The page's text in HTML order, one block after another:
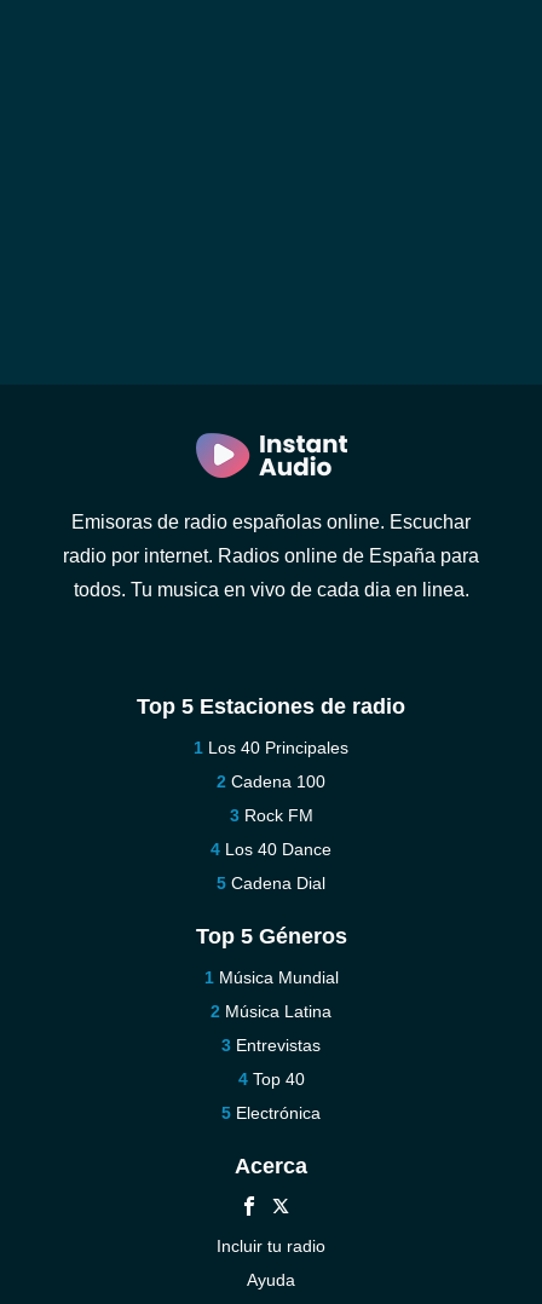
Emisoras de radio españolas online. Escuchar
radio por internet. Radios online de España para
todos. Tu musica en vivo de cada dia en linea.
Top 5 Estaciones de radio
Los 40 Principales
Cadena 100
Rock FM
Los 40 Dance
Cadena Dial
Top 5 Géneros
Música Mundial
Música Latina
Entrevistas
Top 40
Electrónica
Acerca
Incluir tu radio
Ayuda